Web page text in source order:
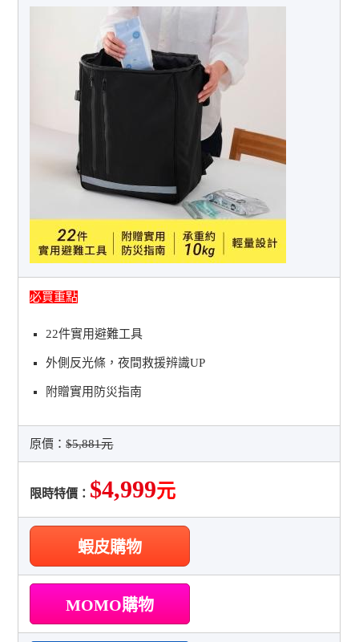
必買重點
22件實用避難工具
外側反光條，夜間救援辨識UP
附贈實用防災指南
原價：$5,881元
限時特價： $4,999元
蝦皮購物
MOMO購物